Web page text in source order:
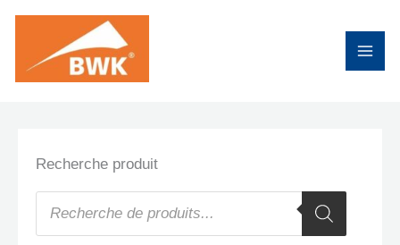
contenu
Recherche produit
Recherche
de